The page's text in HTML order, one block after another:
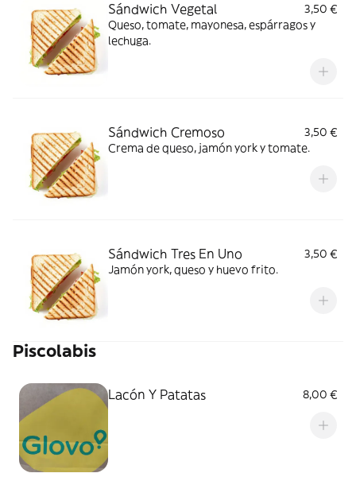
Sándwich Vegetal
3,50 €
Queso, tomate, mayonesa, espárragos y
lechuga.
Sándwich Cremoso
3,50 €
Crema de queso, jamón york y tomate.
Sándwich Tres En Uno
3,50 €
Jamón york, queso y huevo frito.
Piscolabis
Lacón Y Patatas 8,00 €